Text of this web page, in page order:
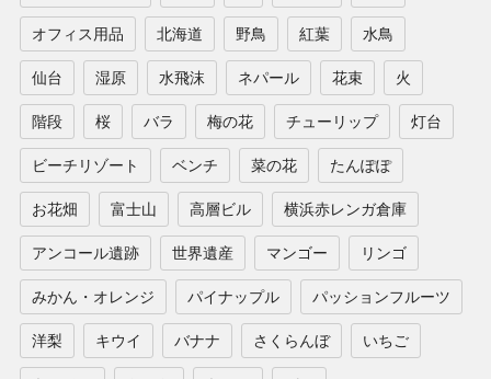
オフィス用品 北海道 野鳥 紅葉 水鳥
仙台 湿原 水飛沫 ネパール 花束 火
階段 桜 バラ 梅の花 チューリップ 灯台
ビーチリゾート ベンチ 菜の花 たんぽぽ
お花畑 富士山 高層ビル 横浜赤レンガ倉庫
アンコール遺跡 世界遺産 マンゴー リンゴ
みかん・オレンジ パイナップル パッションフルーツ
洋梨 キウイ バナナ さくらんぼ いちご